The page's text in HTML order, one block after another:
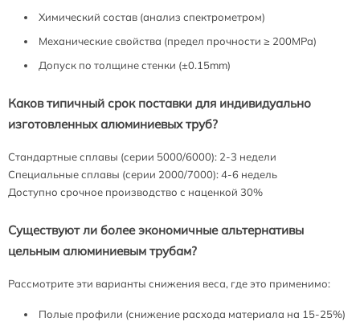
Химический состав (анализ спектрометром)
Механические свойства (предел прочности ≥ 200MPa)
Допуск по толщине стенки (±0.15mm)
Каков типичный срок поставки для индивидуально
изготовленных алюминиевых труб?
Стандартные сплавы (серии 5000/6000): 2-3 недели
Специальные сплавы (серии 2000/7000): 4-6 недель
Доступно срочное производство с наценкой 30%
Существуют ли более экономичные альтернативы
цельным алюминиевым трубам?
Рассмотрите эти варианты снижения веса, где это применимо:
Полые профили (снижение расхода материала на 15-25%)